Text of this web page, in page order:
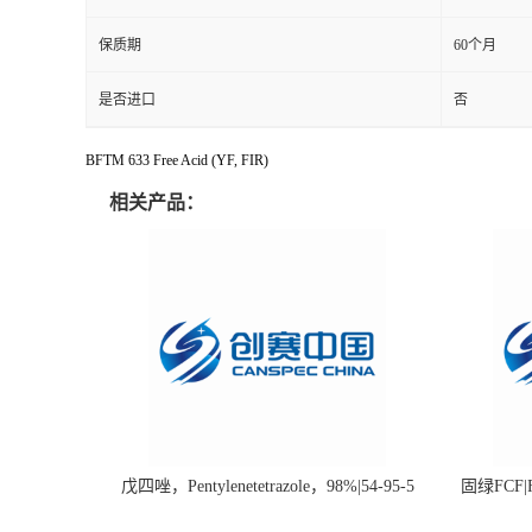
保质期 60个月
是否进口 否
BFTM 633 Free Acid (YF, FIR)
相关产品：
戊四唑，Pentylenetetrazole，98%|54-95-5 固绿